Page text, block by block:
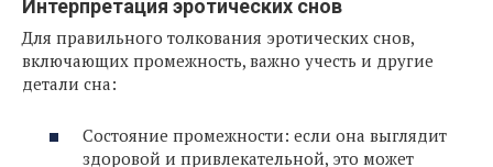
Интерпретация эротических снов
Для правильного толкования эротических снов,
включающих промежность, важно учесть и другие
детали сна:
Состояние промежности: если она выглядит
здоровой и привлекательной, это может